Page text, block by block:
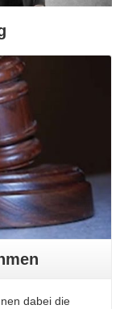
dabei die